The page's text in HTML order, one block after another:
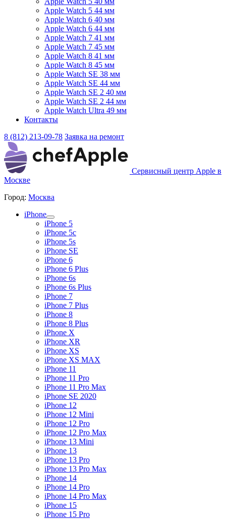
Apple Watch 5 44 мм
Apple Watch 6 40 мм
Apple Watch 6 44 мм
Apple Watch 7 41 мм
Apple Watch 7 45 мм
Apple Watch 8 41 мм
Apple Watch 8 45 мм
Apple Watch SE 38 мм
Apple Watch SE 44 мм
Apple Watch SE 2 40 мм
Apple Watch SE 2 44 мм
Apple Watch Ultra 49 мм
Контакты
8 (812) 213-09-78 Заявка на ремонт
Сервисный центр Apple в
Москве
Город: Москва
iPhone
iPhone 5
iPhone 5c
iPhone 5s
iPhone SE
iPhone 6
iPhone 6 Plus
iPhone 6s
iPhone 6s Plus
iPhone 7
iPhone 7 Plus
iPhone 8
iPhone 8 Plus
iPhone X
iPhone XR
iPhone XS
iPhone XS MAX
iPhone 11
iPhone 11 Pro
iPhone 11 Pro Max
iPhone SE 2020
iPhone 12
iPhone 12 Mini
iPhone 12 Pro
iPhone 12 Pro Max
iPhone 13 Mini
iPhone 13
iPhone 13 Pro
iPhone 13 Pro Max
iPhone 14
iPhone 14 Pro
iPhone 14 Pro Max
iPhone 15
iPhone 15 Pro